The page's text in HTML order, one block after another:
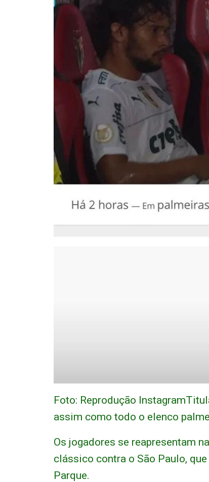
Foto: Reprodução
assim como todo o elenco
Os jogadores se reapresentam
clássico contra o São Paulo,
Parque.